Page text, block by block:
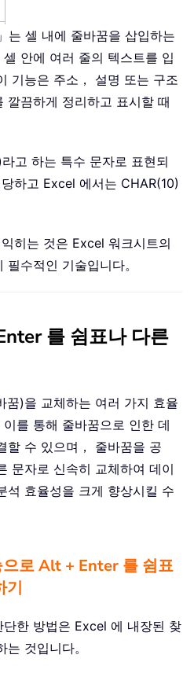
셀 내에 줄바꿈을 삽입하는
안에 여러 줄의 텍스트를 입
기능은 주소， 설명 또는 구조
깔끔하게 정리하고 표시할 때
고 하는 특수 문자로 표현되
하고 Excel 에서는 CHAR(10)
히는 것은 Excel 워크시트의
수적인 기술입니다。
를 쉼표나 다른
)을 교체하는 여러 가지 효율
를 통해 줄바꿈으로 인한 데
할 수 있으며， 줄바꿈을 공
문자로 신속히 교체하여 데이
석 효율성을 크게 향상시킬 수
로 Alt + Enter 를 쉼표
기
한 방법은 Excel 에 내장된 찾
것입니다。